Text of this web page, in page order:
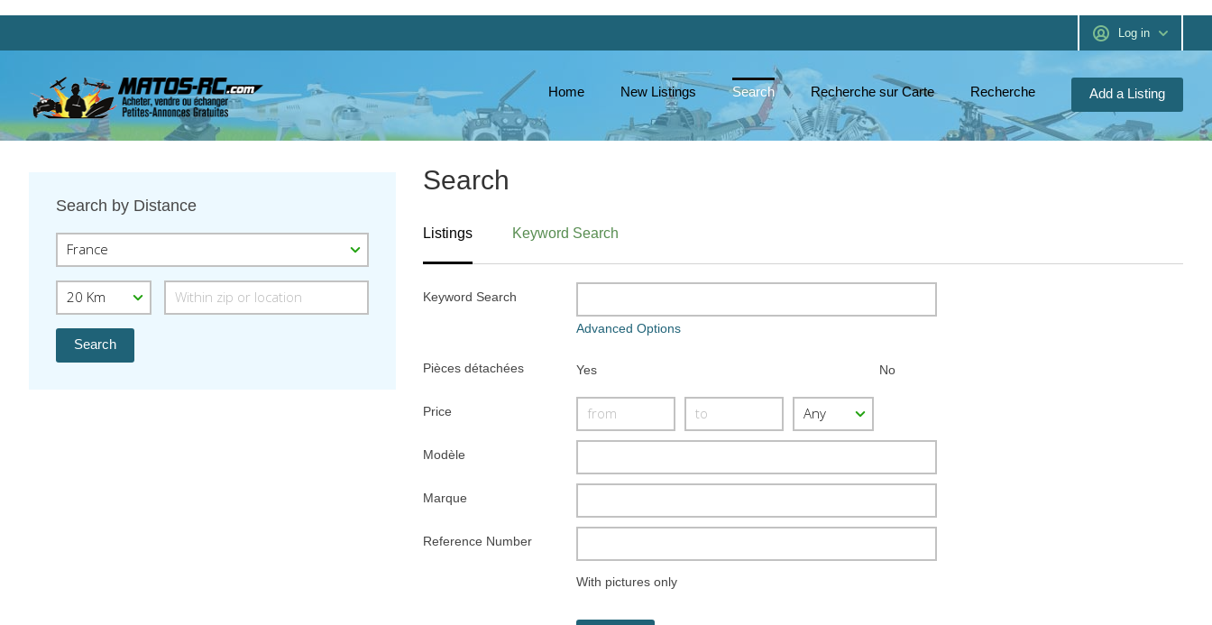
Log in
Add a Listing
Home New Listings Search Recherche sur Carte Recherche
Search by Distance
Search
Listings Keyword Search
Keyword Search
Advanced Options
Pièces détachées Yes No
Price
Modèle
Marque
Reference Number
With pictures only